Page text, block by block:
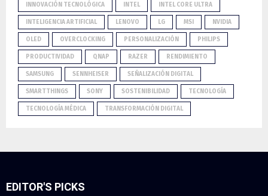
INNOVACIÓN TECNOLÓGICA INTEL INTEL CORE ULTRA
INTELIGENCIA ARTIFICIAL LENOVO LG MSI NVIDIA
OLED OVERCLOCKING PERSONALIZACIÓN PHILIPS
PRODUCTIVIDAD QNAP RAZER RENDIMIENTO
SAMSUNG SENNHEISER SEÑALIZACIÓN DIGITAL
SMARTTHINGS SONY SOSTENIBILIDAD TECNOLOGÍA
TECNOLOGÍA MÉDICA TRANSFORMACIÓN DIGITAL
EDITOR'S PICKS